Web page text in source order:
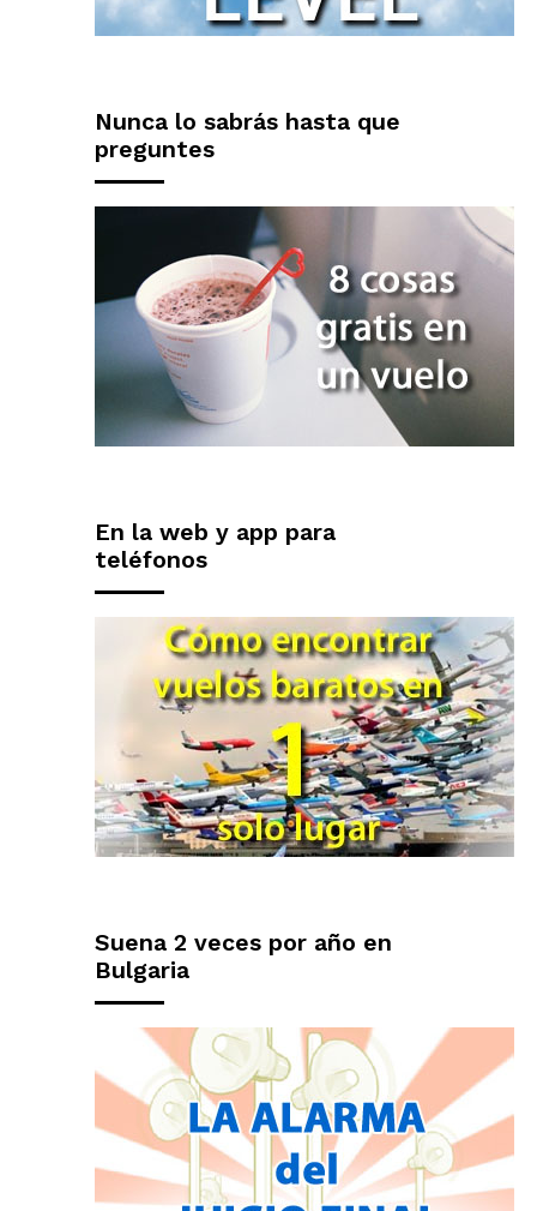
Nunca lo sabrás hasta que
preguntes
En la web y app para
teléfonos
Suena 2 veces por año en
Bulgaria